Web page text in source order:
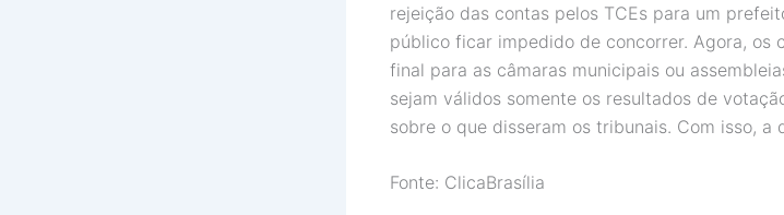
rejeição das contas pelos TCEs para um
público ficar impedido de concorrer. Agora, os
final para as câmaras municipais ou
sejam válidos somente os resultados de
sobre o que disseram os tribunais. Com isso,
Fonte: ClicaBrasília